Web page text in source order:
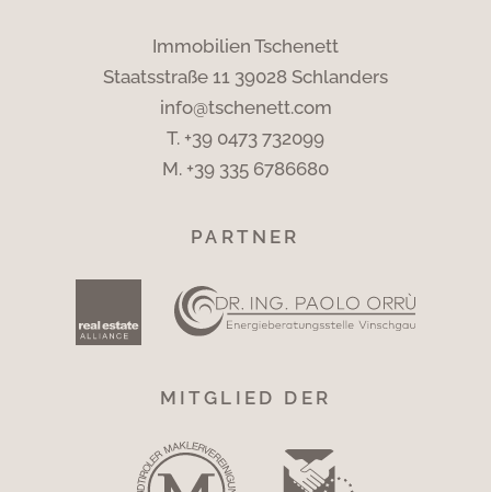
Immobilien Tschenett
Staatsstraße 11 39028 Schlanders
info@tschenett.com
T. +39 0473 732099
M. +39 335 6786680
PARTNER
MITGLIED DER